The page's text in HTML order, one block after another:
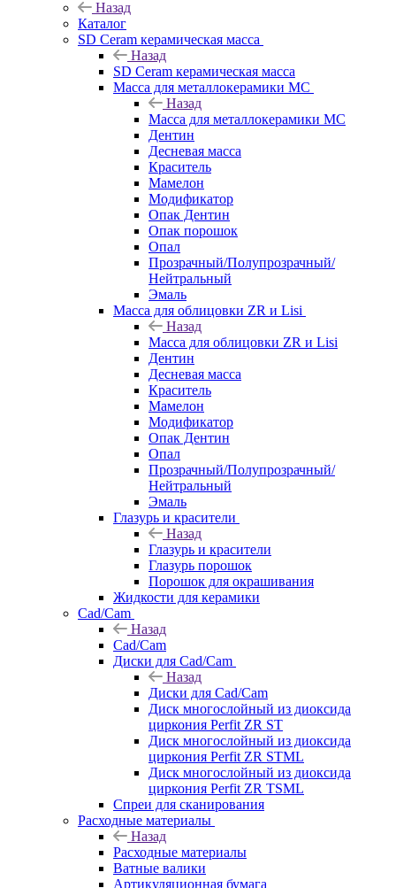
Назад
Каталог
SD Ceram керамическая масса
Назад
SD Ceram керамическая масса
Масса для металлокерамики MC
Назад
Масса для металлокерамики MC
Дентин
Десневая масса
Краситель
Мамелон
Модификатор
Опак Дентин
Опак порошок
Опал
Прозрачный/Полупрозрачный/
Нейтральный
Эмаль
Масса для облицовки ZR и Lisi
Назад
Масса для облицовки ZR и Lisi
Дентин
Десневая масса
Краситель
Мамелон
Модификатор
Опак Дентин
Опал
Прозрачный/Полупрозрачный/
Нейтральный
Эмаль
Глазурь и красители
Назад
Глазурь и красители
Глазурь порошок
Порошок для окрашивания
Жидкости для керамики
Cad/Cam
Назад
Cad/Cam
Диски для Cad/Cam
Назад
Диски для Cad/Cam
Диск многослойный из диоксида
циркония Perfit ZR ST
Диск многослойный из диоксида
циркония Perfit ZR STML
Диск многослойный из диоксида
циркония Perfit ZR TSML
Спреи для сканирования
Расходные материалы
Назад
Расходные материалы
Ватные валики
Артикуляционная бумага